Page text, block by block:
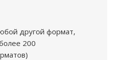
другой формат,
200